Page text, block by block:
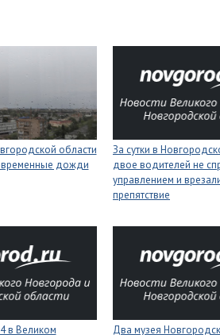
области
дожди
За сутки в
двое водителей не
управлением и
препятствие
в Великом
Два музея